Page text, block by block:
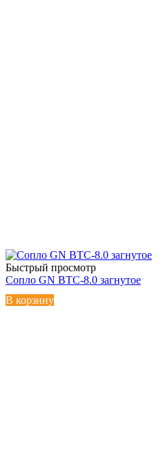
Быстрый просмотр
Сопло GN BTC-8.0 загнутое
В корзину